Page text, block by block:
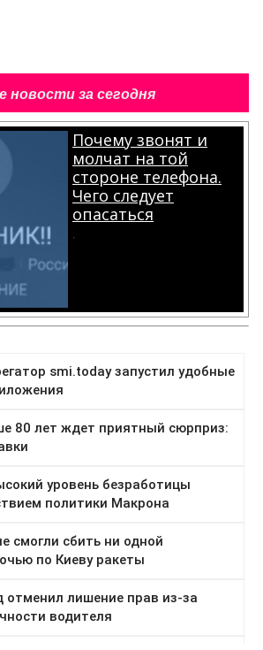
новости за сегодня
Почему звонят и
молчат на той
стороне телефона.
Чего следует
опасаться
.